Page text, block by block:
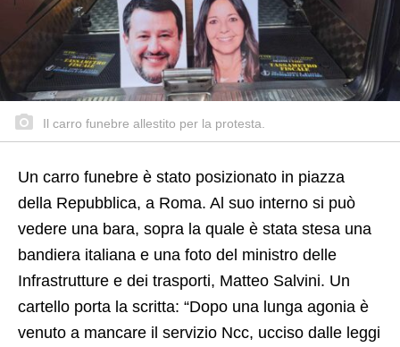
Il carro funebre allestito per la protesta.
Un carro funebre è stato posizionato in piazza
della Repubblica, a Roma. Al suo interno si può
vedere una bara, sopra la quale è stata stesa una
bandiera italiana e una foto del ministro delle
Infrastrutture e dei trasporti, Matteo Salvini. Un
cartello porta la scritta: “Dopo una lunga agonia è
venuto a mancare il servizio Ncc, ucciso dalle leggi